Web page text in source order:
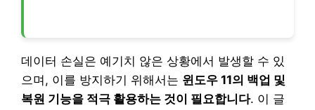
데이터 손실은 예기치 않은 상황에서 발생할 수 있
으며, 이를 방지하기 위해서는 윈도우 11의 백업 및
복원 기능을 적극 활용하는 것이 필요합니다. 이 글